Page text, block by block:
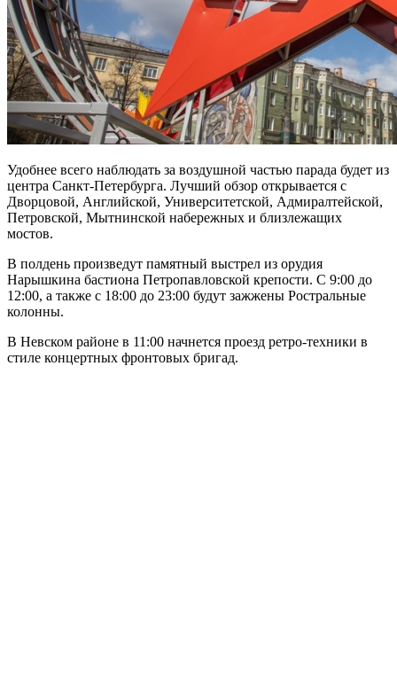
Удобнее всего наблюдать за воздушной частью парада будет из
центра Санкт-Петербурга. Лучший обзор открывается с
Дворцовой, Английской, Университетской, Адмиралтейской,
Петровской, Мытнинской набережных и близлежащих
мостов.
В полдень произведут памятный выстрел из орудия
Нарышкина бастиона Петропавловской крепости. С 9:00 до
12:00, а также с 18:00 до 23:00 будут зажжены Ростральные
колонны.
В Невском районе в 11:00 начнется проезд ретро-техники в
стиле концертных фронтовых бригад.